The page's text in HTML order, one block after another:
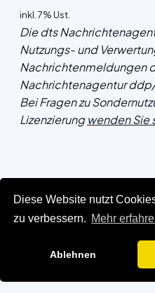
Diese Website nutzt
zu verbessern. Mehr
Ablehnen
inkl. 7% Ust.
Die dts
Nutzungs- und
Nachrichtenmeldungen
Nachrichtenagentur
Bei Fragen zu
Lizenzierungwenden Sie